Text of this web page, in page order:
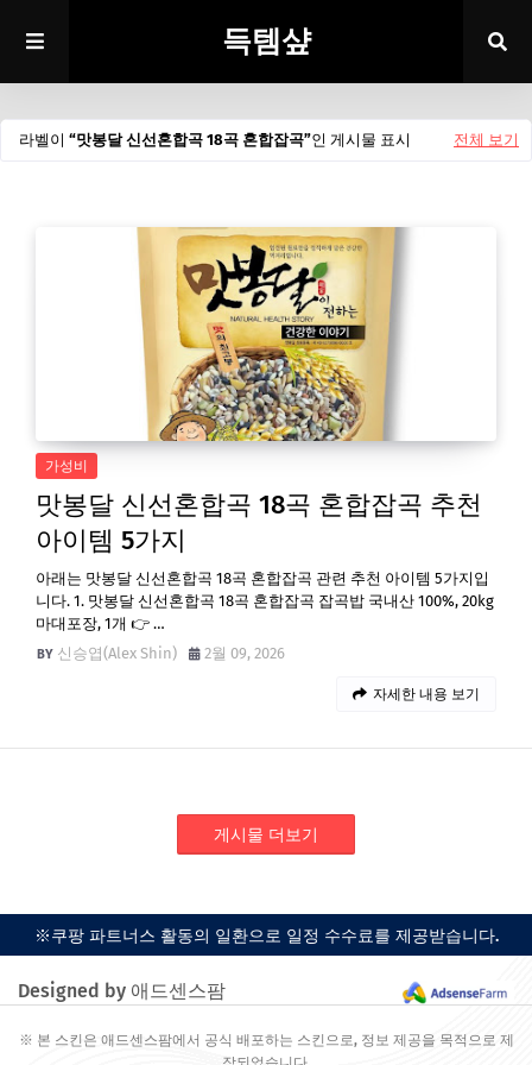
득템샾
라벨이 맛봉달 신선혼합곡 18곡 혼합잡곡 인 게시물 표시 전체 보기
가성비
맛봉달 신선혼합곡 18곡 혼합잡곡 추천
아이템 5가지
아래는 맛봉달 신선혼합곡 18곡 혼합잡곡 관련 추천 아이템 5가지입
니다. 1. 맛봉달 신선혼합곡 18곡 혼합잡곡 잡곡밥 국내산 100%, 20kg
마대포장, 1개 👉 …
신승엽(Alex Shin)
2월 09, 2026
자세한 내용 보기
게시물 더보기
※쿠팡 파트너스 활동의 일환으로 일정 수수료를 제공받습니다.
Designed by 애드센스팜
※ 본 스킨은 애드센스팜에서 공식 배포하는 스킨으로, 정보 제공을 목적으로 제